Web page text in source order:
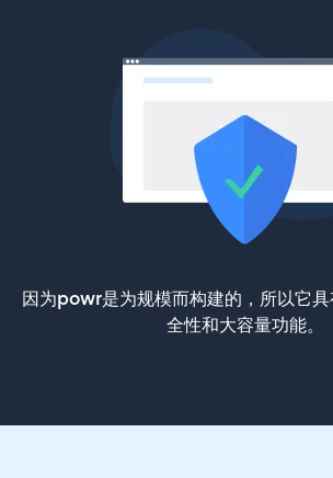
因为powr是为规模而构建的，所以它
全性和大容量功能。